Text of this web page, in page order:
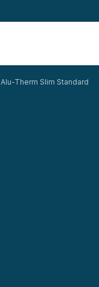
Alu-Therm Slim Standard